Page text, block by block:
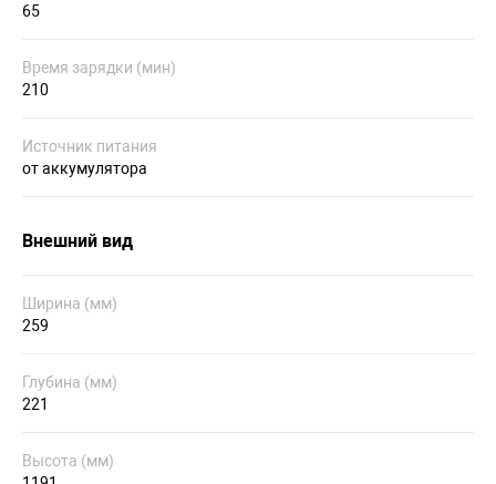
65
Время зарядки (мин)
210
Источник питания
от аккумулятора
Внешний вид
Ширина (мм)
259
Глубина (мм)
221
Высота (мм)